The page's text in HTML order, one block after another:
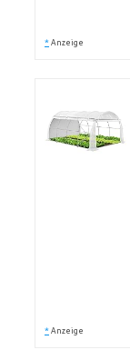
* Anzeige
* Anzeige